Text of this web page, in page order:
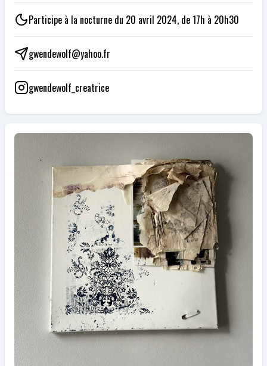
Participe à la nocturne du 20 avril 2024, de 17h à 20h30
gwendewolf@yahoo.fr
gwendewolf_creatrice